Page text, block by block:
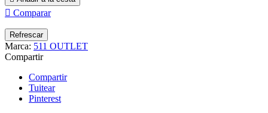
 Comparar
Marca: 511 OUTLET
Compartir
Compartir
Tuitear
Pinterest